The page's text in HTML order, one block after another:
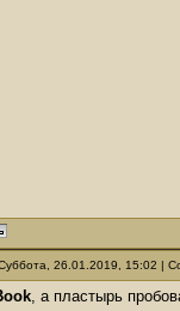
26.01.2019, 15:02 |
, а пластырь